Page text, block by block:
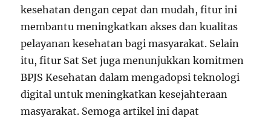
kesehatan dengan cepat dan mudah, fitur ini
membantu meningkatkan akses dan kualitas
pelayanan kesehatan bagi masyarakat. Selain
itu, fitur Sat Set juga menunjukkan komitmen
BPJS Kesehatan dalam mengadopsi teknologi
digital untuk meningkatkan kesejahteraan
masyarakat. Semoga artikel ini dapat